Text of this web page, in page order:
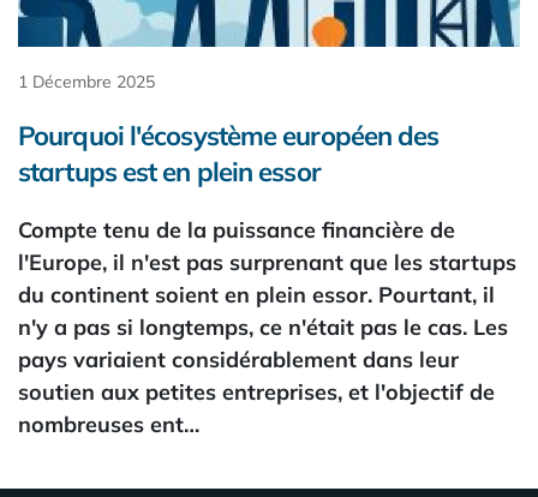
1 Décembre 2025
Pourquoi l'écosystème européen des
startups est en plein essor
Compte tenu de la puissance financière de
l'Europe, il n'est pas surprenant que les startups
du continent soient en plein essor. Pourtant, il
n'y a pas si longtemps, ce n'était pas le cas. Les
pays variaient considérablement dans leur
soutien aux petites entreprises, et l'objectif de
nombreuses ent…